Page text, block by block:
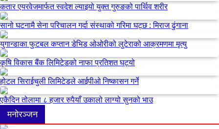
कतार एयरवेजमार्फत स्वदेश ल्याइयो युक्त गुरुङको पार्थिव शरीर
सानो घटनामै सेना परिचालन गर्दा संस्थाको गरिमा घट्छ : मिराज ढुंगाना
युगान्डाका फुटबल कप्तान डेभिड ओओरीको लुटेराको आक्रमणमा मृत्यु
कृषि विकास बैंक लिमिटेडको नाफा प्रतिशत घट्यो
होटल सिराईचुली लिमिटेडले आईपीओ निष्कासन गर्ने
एकैदिन तोलामा ८ हजार रुपैयाँ उकालो लाग्यो सुनको भाउ
मनोरञ्जन